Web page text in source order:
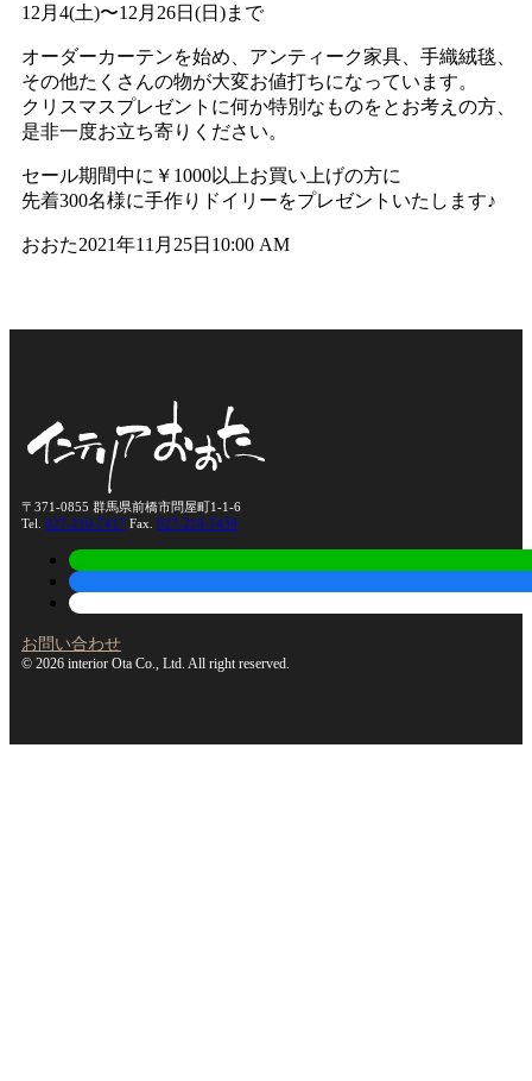
12月4(土)〜12月26日(日)まで
オーダーカーテンを始め、アンティーク家具、手織絨毯、
その他たくさんの物が大変お値打ちになっています。
クリスマスプレゼントに何か特別なものをとお考えの方、
是非一度お立ち寄りください。
セール期間中に￥1000以上お買い上げの方に
先着300名様に手作りドイリーをプレゼントいたします♪
おおた2021年11月25日 10:00 AM
〒371-0855 群馬県前橋市問屋町1-1-6
Tel. 027-210-7417 Fax. 027-210-7439
お問い合わせ
© 2026 interior Ota Co., Ltd. All right reserved.